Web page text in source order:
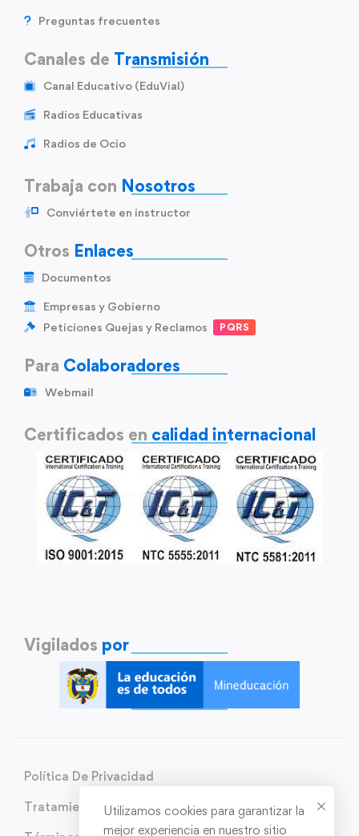
Preguntas frecuentes
Canales de Transmisión
Canal Educativo (EduVial)
Radios Educativas
Radios de Ocio
Trabaja con Nosotros
Conviértete en instructor
Otros Enlaces
Documentos
Empresas y Gobierno
Peticiones Quejas y Reclamos
PQRS
Para Colaboradores
Webmail
Certificados en calidad internacional
Vigilados por
Política De Privacidad
Tratamiento de Datos Personales
Utilizamos cookies para garantizar la
mejor experiencia en nuestro sitio